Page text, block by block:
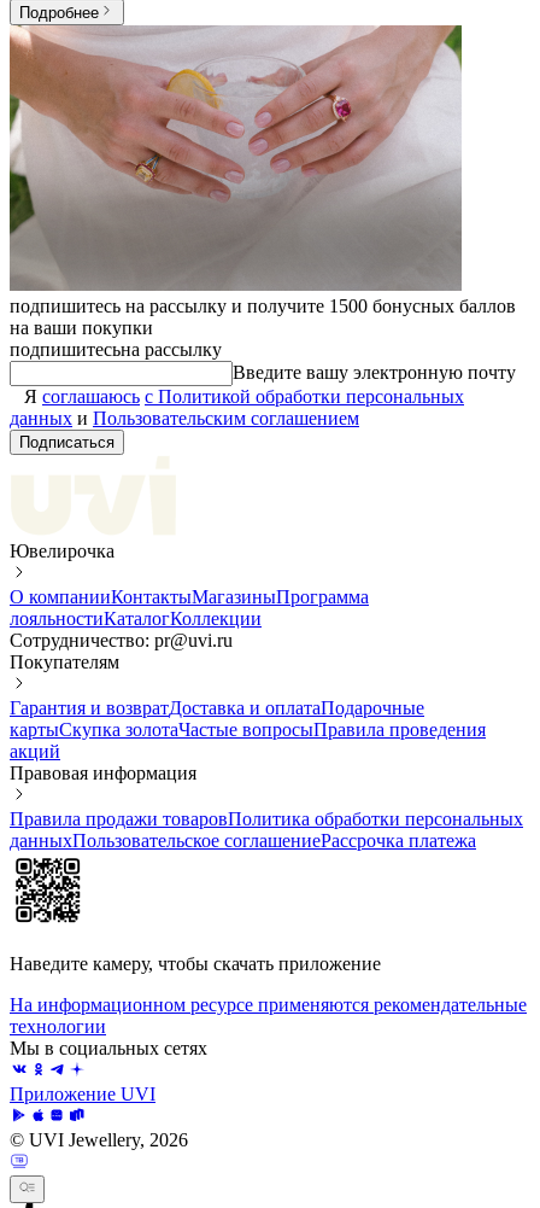
Подробнее
подпишитесь на рассылку и получите 1500 бонусных баллов
на ваши покупки
подпишитесьна рассылку
Введите вашу электронную почту
Я соглашаюсь с Политикой обработки персональных
данных и Пользовательским соглашением
Подписаться
Ювелирочка
О компанииКонтактыМагазиныПрограмма
лояльностиКаталогКоллекции
Сотрудничество: pr@uvi.ru
Покупателям
Гарантия и возвратДоставка и оплатаПодарочные
картыСкупка золотаЧастые вопросыПравила проведения
акций
Правовая информация
Правила продажи товаровПолитика обработки персональных
данныхПользовательское соглашениеРассрочка платежа
Наведите камеру, чтобы скачать приложение
На информационном ресурсе применяются рекомендательные
технологии
Мы в социальных сетях
Приложение UVI
© UVI Jewellery, 2026